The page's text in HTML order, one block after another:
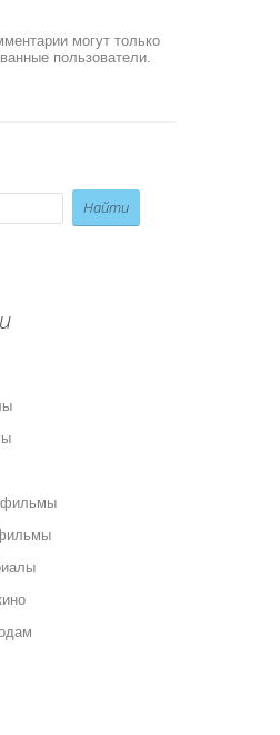
могут только
пользователи.
фильмы